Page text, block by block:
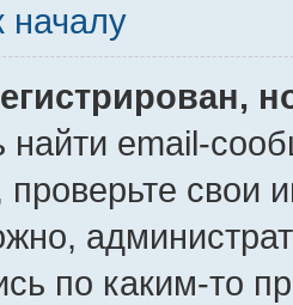
началу
найти email-
проверьте свои
по каким-то